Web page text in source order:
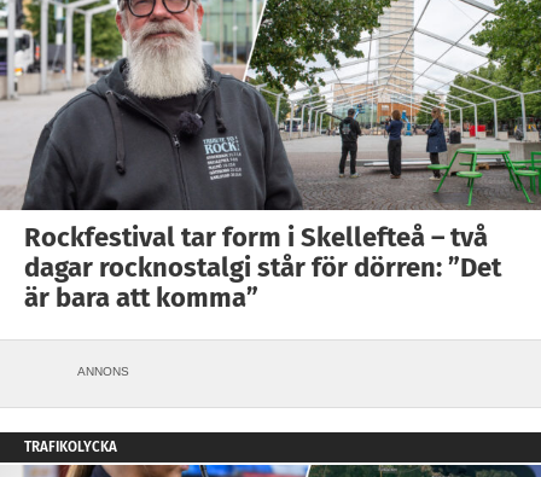
Rockfestival tar form i Skellefteå – två
dagar rocknostalgi står för dörren: ”Det
är bara att komma”
ANNONS
TRAFIKOLYCKA